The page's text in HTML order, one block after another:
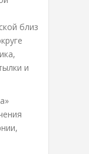
близ
и